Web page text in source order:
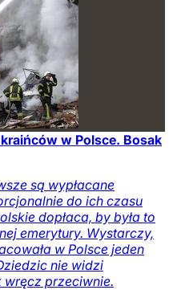
w Polsce. Bosak
są wypłacane
do ich czasu
dopłaca, by była to
emerytury. Wystarczy,
w Polsce jeden
nie widzi
przeciwnie.